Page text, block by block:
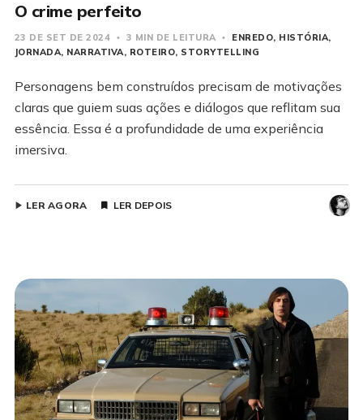
O crime perfeito
23 DE SET DE 2024 3 MIN DE LEITURA ENREDO HISTÓRIA
JORNADA NARRATIVA ROTEIRO STORYTELLING
Personagens bem construídos precisam de motivações
claras que guiem suas ações e diálogos que reflitam sua
essência. Essa é a profundidade de uma experiência
imersiva.
LER AGORA LER DEPOIS